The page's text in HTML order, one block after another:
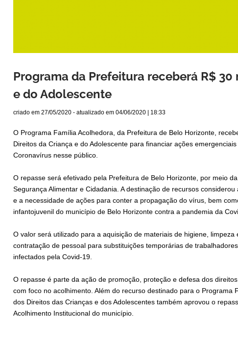
Programa da Prefeitura receberá R$
e do Adolescente
criado em 27/05/2020 - atualizado em 04/06/2020 | 18:33
O Programa Família Acolhedora, da Prefeitura de Belo Horizonte,
Direitos da Criança e do Adolescente para financiar ações
Coronavírus nesse público.
O repasse será efetivado pela Prefeitura de Belo Horizonte, por meio
Segurança Alimentar e Cidadania. A destinação de recursos
e a necessidade de ações para conter a propagação do vírus, bem
infantojuvenil do município de Belo Horizonte contra a pandemia da
O valor será utilizado para a aquisição de materiais de higiene,
contratação de pessoal para substituições temporárias de
infectados pela Covid-19.
O repasse é parte da ação de promoção, proteção e defesa dos
com foco no acolhimento. Além do recurso destinado para o Programa
dos Direitos das Crianças e dos Adolescentes também aprovou o
Acolhimento Institucional do município.